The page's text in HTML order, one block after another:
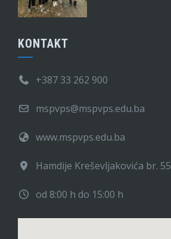
KONTAKT
+387 33 262 900
mspvps@mspvps.edu.ba
www.mspvps.edu.ba
Hamdije Kreševljakovića br. 55
od 8:00 h do 15:00 h